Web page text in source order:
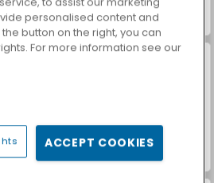
VegaMix Da Vinci Puzzles
Idle Fashion Shop
personalised content and
button on the right, you can
For more information see our
ACCEPT COOKIES